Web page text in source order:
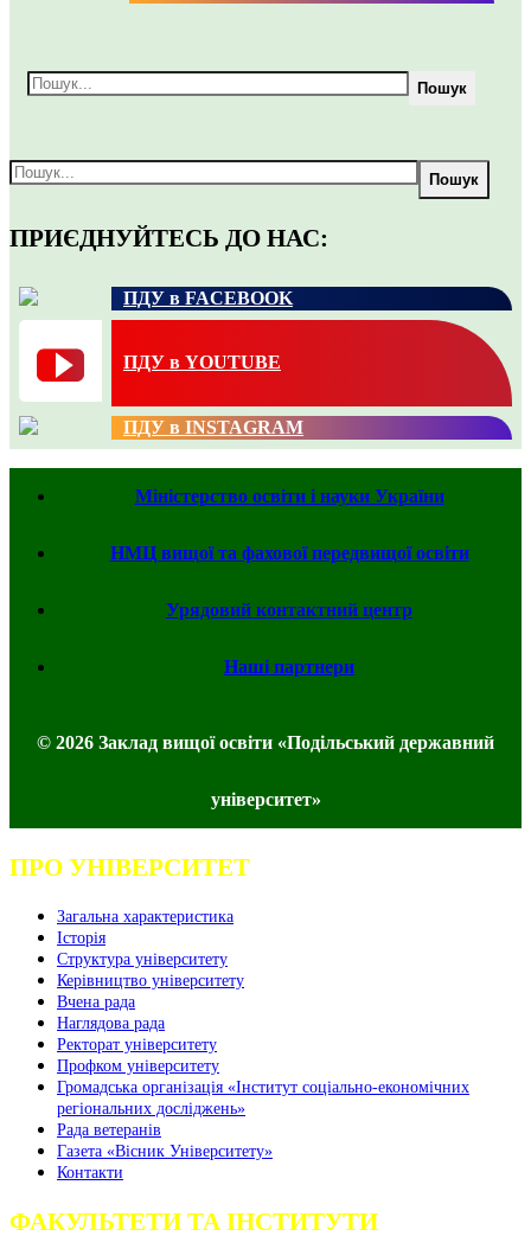
Пошук
Пошук
ПРИЄДНУЙТЕСЬ ДО НАС:
ПДУ в FACEBOOK
ПДУ в YOUTUBE
ПДУ в INSTAGRAM
Міністерство освіти і науки України
НМЦ вищої та фахової передвищої освіти
Урядовий контактний центр
Наші партнери
© 2026 Заклад вищої освіти «Подільський державний
університет»
ПРО УНІВЕРСИТЕТ
Загальна характеристика
Історія
Структура університету
Керівництво університету
Вчена рада
Наглядова рада
Ректорат університету
Профком університету
Громадська організація «Інститут соціально-економічних
регіональних досліджень»
Рада ветеранів
Газета «Вісник Університету»
Контакти
ФАКУЛЬТЕТИ ТА ІНСТИТУТИ